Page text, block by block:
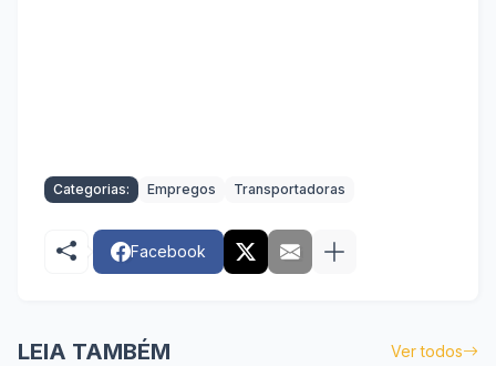
Categorias: Empregos Transportadoras
Facebook
LEIA TAMBÉM Ver todos